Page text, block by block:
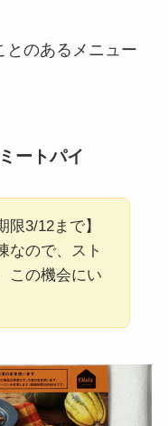
とのあるメニュー
ートパイ
限3/12まで】
なので、スト
この機会にい